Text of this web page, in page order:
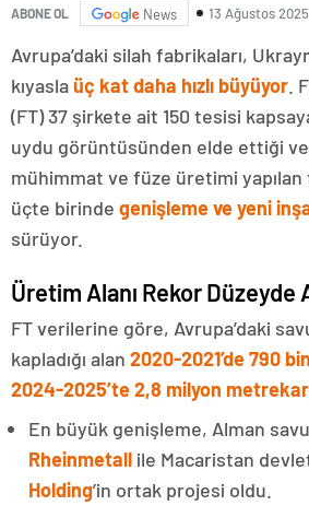
ABONE OL News 13 Ağustos
Avrupa’daki silah fabrikaları,
kıyaslaüç kat daha hızlı büyüyor .
(FT) 37 şirkete ait 150 tesisi
uydu görüntüsünden elde ettiği
mühimmat ve füze üretimi yapılan
üçte birinde genişleme ve yeni
sürüyor.
Üretim Alanı Rekor Düzeyde
FT verilerine göre, Avrupa’daki
kapladığı alan 2020-2021’de 790
2024-2025’te 2,8 milyon
En büyük genişleme, Alman
Rheinmetall ile Macaristan
Holding’in ortak projesi oldu.